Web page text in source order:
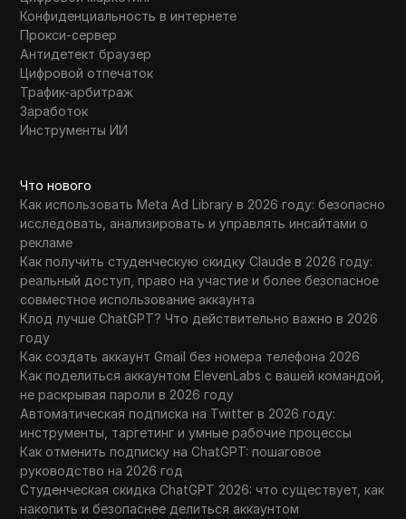
Конфиденциальность в интернете
Прокси-сервер
Антидетект браузер
Цифровой отпечаток
Трафик-арбитраж
Заработок
Инструменты ИИ
Что нового
Как использовать Meta Ad Library в 2026 году: безопасно
исследовать, анализировать и управлять инсайтами о
рекламе
Как получить студенческую скидку Claude в 2026 году:
реальный доступ, право на участие и более безопасное
совместное использование аккаунта
Клод лучше ChatGPT? Что действительно важно в 2026
году
Как создать аккаунт Gmail без номера телефона 2026
Как поделиться аккаунтом ElevenLabs с вашей командой,
не раскрывая пароли в 2026 году
Автоматическая подписка на Twitter в 2026 году:
инструменты, таргетинг и умные рабочие процессы
Как отменить подписку на ChatGPT: пошаговое
руководство на 2026 год
Студенческая скидка ChatGPT 2026: что существует, как
накопить и безопаснее делиться аккаунтом